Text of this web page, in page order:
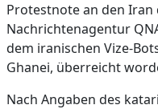
Protestnote an den Iran
Nachrichtenagentur
dem iranischen Vize-
Ghanei, überreicht
Nach Angaben des